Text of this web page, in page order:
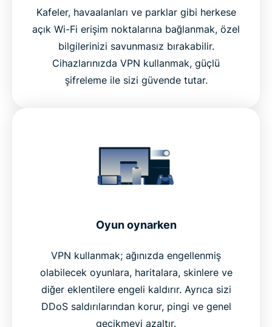
Kafeler, havaalanları ve parklar gibi herkese
açık Wi-Fi erişim noktalarına bağlanmak, özel
bilgilerinizi savunmasız bırakabilir.
Cihazlarınızda VPN kullanmak, güçlü
şifreleme ile sizi güvende tutar.
Oyun oynarken
VPN kullanmak; ağınızda engellenmiş
olabilecek oyunlara, haritalara, skinlere ve
diğer eklentilere engeli kaldırır. Ayrıca sizi
DDoS saldırılarından korur, pingi ve genel
gecikmeyi azaltır.